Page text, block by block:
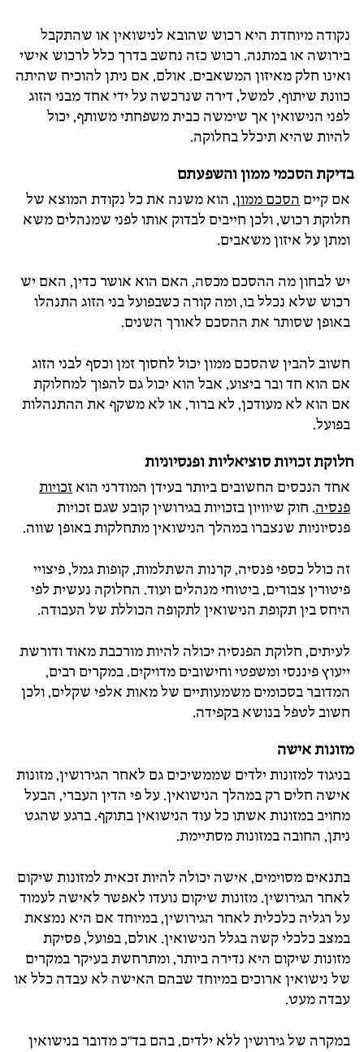
נקודה מיוחדת היא רכוש שהובא לנישואין או שהתקבל
בירושה או במתנה. רכוש כזה נחשב בדרך כלל לרכוש אישי
ואינו חלק מאיזון המשאבים. אולם, אם ניתן להוכיח שהיתה
כוונת שיתוף, למשל, דירה שנרכשה על ידי אחד מבני הזוג
לפני הנישואין אך שימשה כבית משפחתי משותף, יכול
להיות שהיא תיכלל בחלוקה.
בדיקת הסכמי ממון והשפעתם
אם קיים הסכם ממון, הוא משנה את כל נקודת המוצא של
חלוקת רכוש, ולכן חייבים לבדוק אותו לפני שמנהלים משא
ומתן על איזון משאבים.
יש לבחון מה ההסכם מכסה, האם הוא אושר כדין, האם יש
רכוש שלא נכלל בו, ומה קורה כשבפועל בני הזוג התנהלו
באופן שסותר את ההסכם לאורך השנים.
חשוב להבין שהסכם ממון יכול לחסוך זמן וכסף לבני הזוג
אם הוא חד ובר ביצוע, אבל הוא יכול גם להפוך למחלוקת
אם הוא לא מעודכן, לא ברור, או לא משקף את ההתנהלות
בפועל.
חלוקת זכויות סוציאליות ופנסיוניות
אחד הנכסים החשובים ביותר בעידן המודרני הוא זכויות
פנסיה. חוק שיוויון בזכויות בגירושין קובע שגם זכויות
פנסיוניות שנצברו במהלך הנישואין מתחלקות באופן שווה.
זה כולל כספי פנסיה, קרנות השתלמות, קופות גמל, פיצויי
פיטורין צבורים, ביטוחי מנהלים ועוד. החלוקה נעשית לפי
היחס בין תקופת הנישואין לתקופה הכוללת של העבודה.
לעיתים, חלוקת הפנסיה יכולה להיות מורכבת מאוד ודורשת
ייעוץ פיננסי ומשפטי וחישובים מדויקים. במקרים רבים,
המדובר בסכומים משמעותיים של מאות אלפי שקלים, ולכן
חשוב לטפל בנושא בקפידה.
מזונות אישה
בניגוד למזונות ילדים שממשיכים גם לאחר הגירושין, מזונות
אישה חלים רק במהלך הנישואין. על פי הדין העברי, הבעל
מחויב במזונות אשתו כל עוד הנישואין בתוקף. ברגע שהגט
ניתן, החובה במזונות מסתיימת.
בתנאים מסוימים, אישה יכולה להיות זכאית למזונות שיקום
לאחר הגירושין. מזונות שיקום נועדו לאפשר לאישה לעמוד
על רגליה כלכלית לאחר הגירושין, במיוחד אם היא נמצאת
במצב כלכלי קשה בגלל הנישואין. אולם, בפועל, פסיקת
מזונות שיקום היא נדירה ביותר, ומתרחשת בעיקר במקרים
של נישואין ארוכים במיוחד שבהם האישה לא עבדה כלל או
עבדה מעט.
במקרה של גירושין ללא ילדים, בהם בד"כ מדובר בנישואין